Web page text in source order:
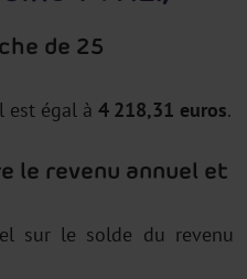
de 25
est égal à 4 218,31 euros.
le revenu annuel et
sur le solde du revenu